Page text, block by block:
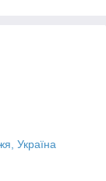
Україна